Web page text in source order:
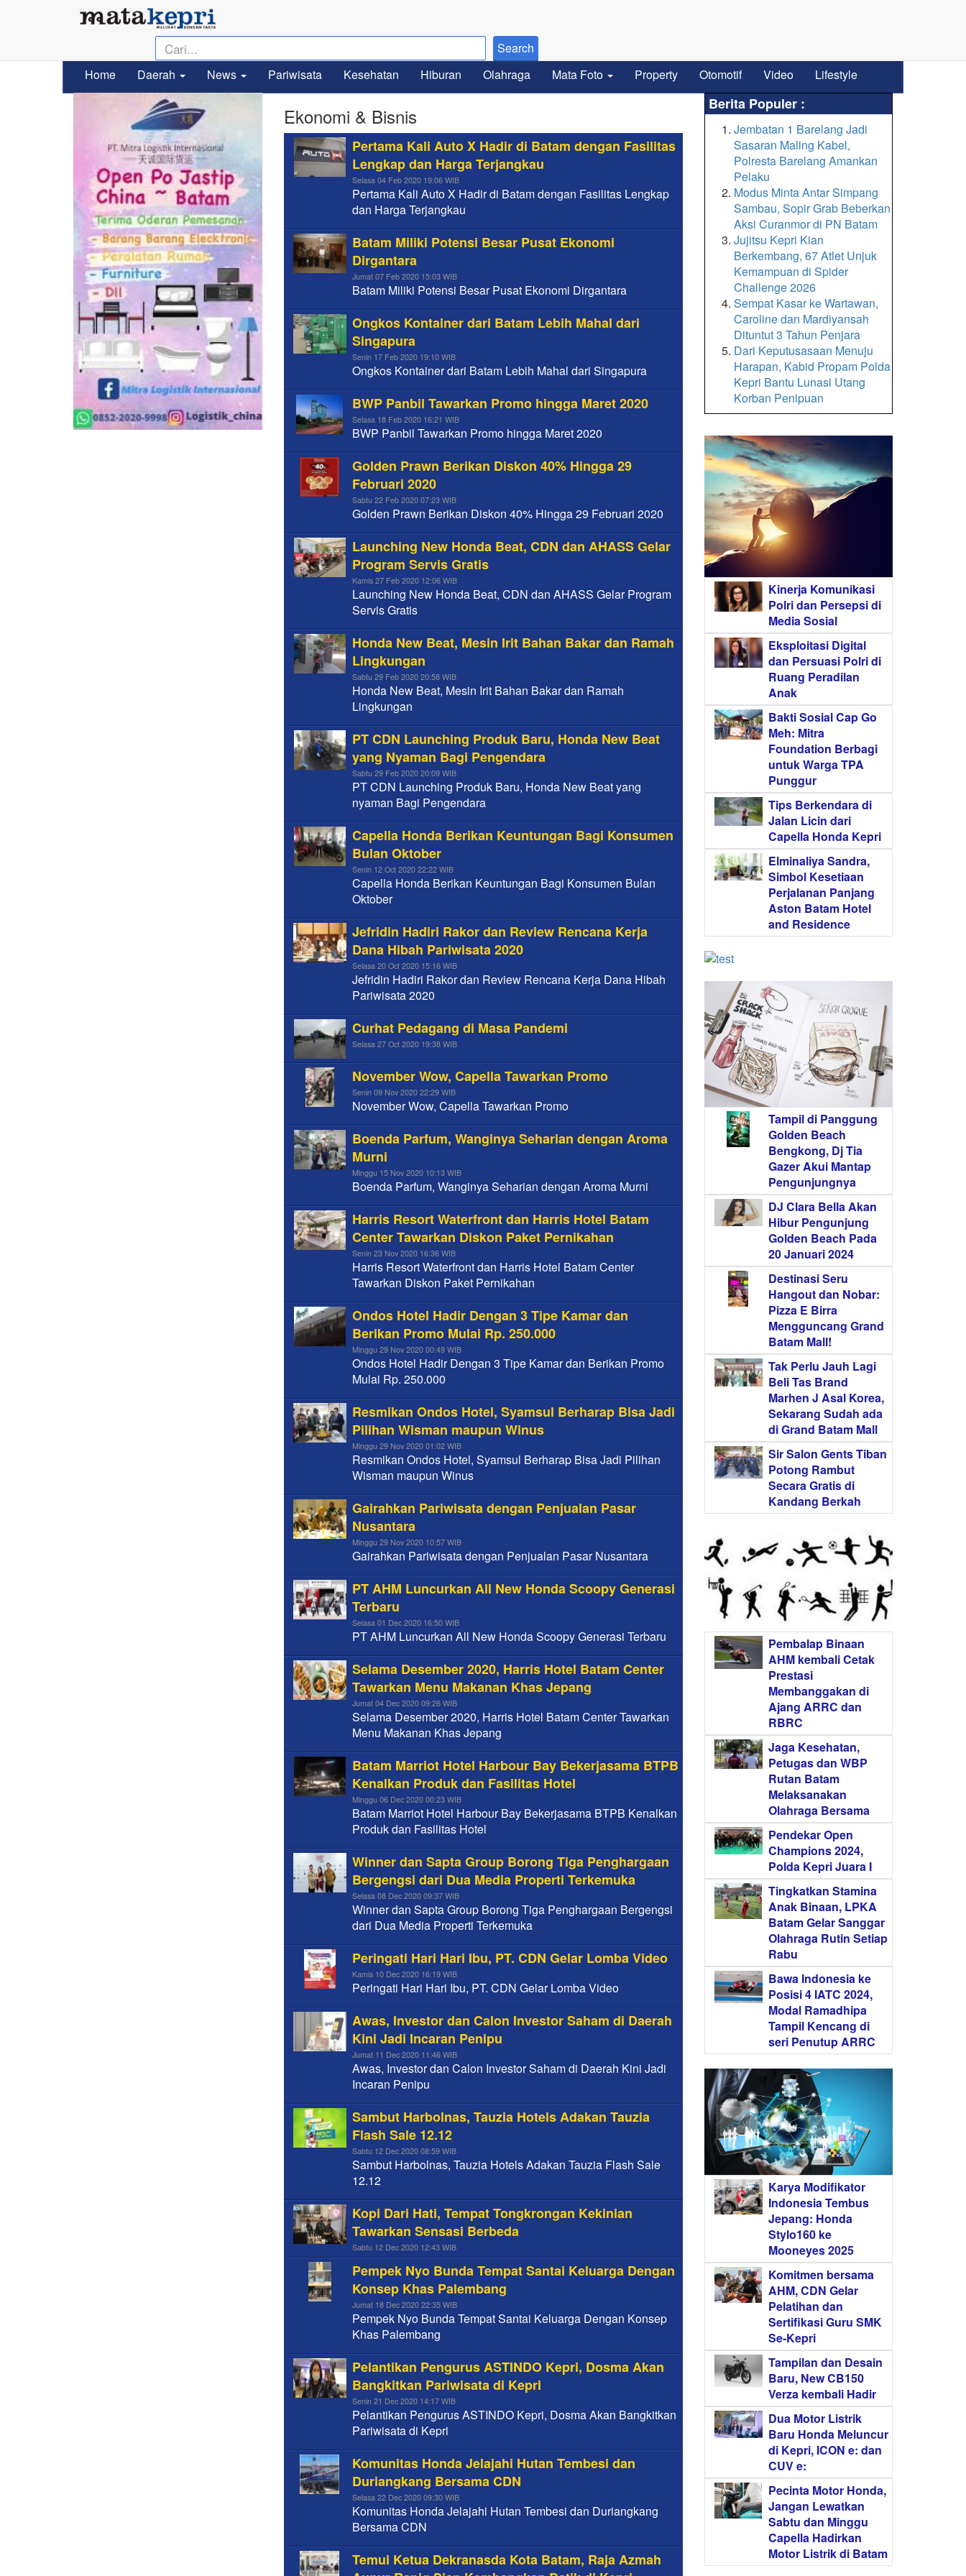
Home Daerah News Pariwisata Kesehatan Hiburan Olahraga Mata Foto Property Otomotif Video Lifestyle
Ekonomi & Bisnis
Pertama Kali Auto X Hadir di Batam dengan Fasilitas
Lengkap dan Harga Terjangkau
Selasa 04 Feb 2020 19:06 WIB
Pertama Kali Auto X Hadir di Batam dengan Fasilitas Lengkap
dan Harga Terjangkau
Batam Miliki Potensi Besar Pusat Ekonomi
Dirgantara
Jumat 07 Feb 2020 15:03 WIB
Batam Miliki Potensi Besar Pusat Ekonomi Dirgantara
Ongkos Kontainer dari Batam Lebih Mahal dari
Singapura
Senin 17 Feb 2020 19:10 WIB
Ongkos Kontainer dari Batam Lebih Mahal dari Singapura
BWP Panbil Tawarkan Promo hingga Maret 2020
Selasa 18 Feb 2020 16:21 WIB
BWP Panbil Tawarkan Promo hingga Maret 2020
Golden Prawn Berikan Diskon 40% Hingga 29
Februari 2020
Sabtu 22 Feb 2020 07:23 WIB
Golden Prawn Berikan Diskon 40% Hingga 29 Februari 2020
Launching New Honda Beat, CDN dan AHASS Gelar
Program Servis Gratis
Kamis 27 Feb 2020 12:06 WIB
Launching New Honda Beat, CDN dan AHASS Gelar Program
Servis Gratis
Honda New Beat, Mesin Irit Bahan Bakar dan Ramah
Lingkungan
Sabtu 29 Feb 2020 20:58 WIB
Honda New Beat, Mesin Irit Bahan Bakar dan Ramah
Lingkungan
PT CDN Launching Produk Baru, Honda New Beat
yang Nyaman Bagi Pengendara
Sabtu 29 Feb 2020 20:09 WIB
PT CDN Launching Produk Baru, Honda New Beat yang
nyaman Bagi Pengendara
Capella Honda Berikan Keuntungan Bagi Konsumen
Bulan Oktober
Senin 12 Oct 2020 22:22 WIB
Capella Honda Berikan Keuntungan Bagi Konsumen Bulan
Oktober
Jefridin Hadiri Rakor dan Review Rencana Kerja
Dana Hibah Pariwisata 2020
Selasa 20 Oct 2020 15:16 WIB
Jefridin Hadiri Rakor dan Review Rencana Kerja Dana Hibah
Pariwisata 2020
Curhat Pedagang di Masa Pandemi
Selasa 27 Oct 2020 19:38 WIB
November Wow, Capella Tawarkan Promo
Senin 09 Nov 2020 22:29 WIB
November Wow, Capella Tawarkan Promo
Boenda Parfum, Wanginya Seharian dengan Aroma
Murni
Minggu 15 Nov 2020 10:13 WIB
Boenda Parfum, Wanginya Seharian dengan Aroma Murni
Harris Resort Waterfront dan Harris Hotel Batam
Center Tawarkan Diskon Paket Pernikahan
Senin 23 Nov 2020 16:36 WIB
Harris Resort Waterfront dan Harris Hotel Batam Center
Tawarkan Diskon Paket Pernikahan
Ondos Hotel Hadir Dengan 3 Tipe Kamar dan
Berikan Promo Mulai Rp. 250.000
Minggu 29 Nov 2020 00:49 WIB
Ondos Hotel Hadir Dengan 3 Tipe Kamar dan Berikan Promo
Mulai Rp. 250.000
Resmikan Ondos Hotel, Syamsul Berharap Bisa Jadi
Pilihan Wisman maupun Winus
Minggu 29 Nov 2020 01:02 WIB
Resmikan Ondos Hotel, Syamsul Berharap Bisa Jadi Pilihan
Wisman maupun Winus
Gairahkan Pariwisata dengan Penjualan Pasar
Nusantara
Minggu 29 Nov 2020 10:57 WIB
Gairahkan Pariwisata dengan Penjualan Pasar Nusantara
PT AHM Luncurkan All New Honda Scoopy Generasi
Terbaru
Selasa 01 Dec 2020 16:50 WIB
PT AHM Luncurkan All New Honda Scoopy Generasi Terbaru
Selama Desember 2020, Harris Hotel Batam Center
Tawarkan Menu Makanan Khas Jepang
Jumat 04 Dec 2020 09:26 WIB
Selama Desember 2020, Harris Hotel Batam Center Tawarkan
Menu Makanan Khas Jepang
Batam Marriot Hotel Harbour Bay Bekerjasama BTPB
Kenalkan Produk dan Fasilitas Hotel
Minggu 06 Dec 2020 00:23 WIB
Batam Marriot Hotel Harbour Bay Bekerjasama BTPB Kenalkan
Produk dan Fasilitas Hotel
Winner dan Sapta Group Borong Tiga Penghargaan
Bergengsi dari Dua Media Properti Terkemuka
Selasa 08 Dec 2020 09:37 WIB
Winner dan Sapta Group Borong Tiga Penghargaan Bergengsi
dari Dua Media Properti Terkemuka
Peringati Hari Hari Ibu, PT. CDN Gelar Lomba Video
Kamis 10 Dec 2020 16:19 WIB
Peringati Hari Hari Ibu, PT. CDN Gelar Lomba Video
Awas, Investor dan Calon Investor Saham di Daerah
Kini Jadi Incaran Penipu
Jumat 11 Dec 2020 11:46 WIB
Awas, Investor dan Calon Investor Saham di Daerah Kini Jadi
Incaran Penipu
Sambut Harbolnas, Tauzia Hotels Adakan Tauzia
Flash Sale 12.12
Sabtu 12 Dec 2020 08:59 WIB
Sambut Harbolnas, Tauzia Hotels Adakan Tauzia Flash Sale
12.12
Kopi Dari Hati, Tempat Tongkrongan Kekinian
Tawarkan Sensasi Berbeda
Sabtu 12 Dec 2020 12:43 WIB
Pempek Nyo Bunda Tempat Santai Keluarga Dengan
Konsep Khas Palembang
Jumat 18 Dec 2020 22:35 WIB
Pempek Nyo Bunda Tempat Santai Keluarga Dengan Konsep
Khas Palembang
Pelantikan Pengurus ASTINDO Kepri, Dosma Akan
Bangkitkan Pariwisata di Kepri
Senin 21 Dec 2020 14:17 WIB
Pelantikan Pengurus ASTINDO Kepri, Dosma Akan Bangkitkan
Pariwisata di Kepri
Komunitas Honda Jelajahi Hutan Tembesi dan
Duriangkang Bersama CDN
Selasa 22 Dec 2020 09:30 WIB
Komunitas Honda Jelajahi Hutan Tembesi dan Duriangkang
Bersama CDN
Temui Ketua Dekranasda Kota Batam, Raja Azmah
Berita Populer :
Jembatan 1 Barelang Jadi
Sasaran Maling Kabel,
Polresta Barelang Amankan
Pelaku
Modus Minta Antar Simpang
Sambau, Sopir Grab Beberkan
Aksi Curanmor di PN Batam
Jujitsu Kepri Kian
Berkembang, 67 Atlet Unjuk
Kemampuan di Spider
Challenge 2026
Sempat Kasar ke Wartawan,
Caroline dan Mardiyansah
Dituntut 3 Tahun Penjara
Dari Keputusasaan Menuju
Harapan, Kabid Propam Polda
Kepri Bantu Lunasi Utang
Korban Penipuan
Kinerja Komunikasi
Polri dan Persepsi di
Media Sosial
Eksploitasi Digital
dan Persuasi Polri di
Ruang Peradilan
Anak
Bakti Sosial Cap Go
Meh: Mitra
Foundation Berbagi
untuk Warga TPA
Punggur
Tips Berkendara di
Jalan Licin dari
Capella Honda Kepri
Elminaliya Sandra,
Simbol Kesetiaan
Perjalanan Panjang
Aston Batam Hotel
and Residence
Tampil di Panggung
Golden Beach
Bengkong, Dj Tia
Gazer Akui Mantap
Pengunjungnya
DJ Clara Bella Akan
Hibur Pengunjung
Golden Beach Pada
20 Januari 2024
Destinasi Seru
Hangout dan Nobar:
Pizza E Birra
Mengguncang Grand
Batam Mall!
Tak Perlu Jauh Lagi
Beli Tas Brand
Marhen J Asal Korea,
Sekarang Sudah ada
di Grand Batam Mall
Sir Salon Gents Tiban
Potong Rambut
Secara Gratis di
Kandang Berkah
Pembalap Binaan
AHM kembali Cetak
Prestasi
Membanggakan di
Ajang ARRC dan
RBRC
Jaga Kesehatan,
Petugas dan WBP
Rutan Batam
Melaksanakan
Olahraga Bersama
Pendekar Open
Champions 2024,
Polda Kepri Juara I
Tingkatkan Stamina
Anak Binaan, LPKA
Batam Gelar Sanggar
Olahraga Rutin Setiap
Rabu
Bawa Indonesia ke
Posisi 4 IATC 2024,
Modal Ramadhipa
Tampil Kencang di
seri Penutup ARRC
Karya Modifikator
Indonesia Tembus
Jepang: Honda
Stylo160 ke
Mooneyes 2025
Komitmen bersama
AHM, CDN Gelar
Pelatihan dan
Sertifikasi Guru SMK
Se-Kepri
Tampilan dan Desain
Baru, New CB150
Verza kembali Hadir
Dua Motor Listrik
Baru Honda Meluncur
di Kepri, ICON e: dan
CUV e:
Pecinta Motor Honda,
Jangan Lewatkan
Sabtu dan Minggu
Capella Hadirkan
Motor Listrik di Batam